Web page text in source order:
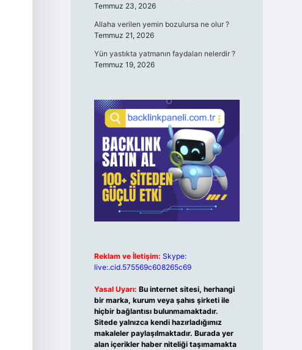
Temmuz 23, 2026
Allaha verilen yemin bozulursa ne olur ?
Temmuz 21, 2026
Yün yastıkta yatmanın faydaları nelerdir ?
Temmuz 19, 2026
Reklam ve İletişim: Skype:
live:.cid.575569c608265c69
Yasal Uyarı: Bu internet sitesi, herhangi
bir marka, kurum veya şahıs şirketi ile
hiçbir bağlantısı bulunmamaktadır.
Sitede yalnızca kendi hazırladığımız
makaleler paylaşılmaktadır. Burada yer
alan içerikler haber niteliği taşımamakta